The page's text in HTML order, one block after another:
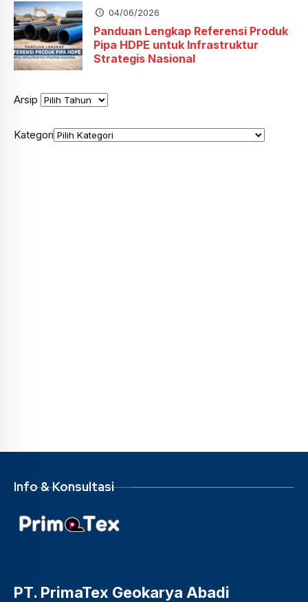
04/06/2026
Panduan Lengkap Referensi Produk
Pipa HDPE untuk Infrastruktur
Strategis Nasional
Arsip
Kategori
Info & Konsultasi
PT. PrimaTex Geokarya Abadi